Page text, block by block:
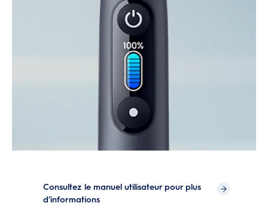
Consultez le manuel utilisateur pour plus
d’informations